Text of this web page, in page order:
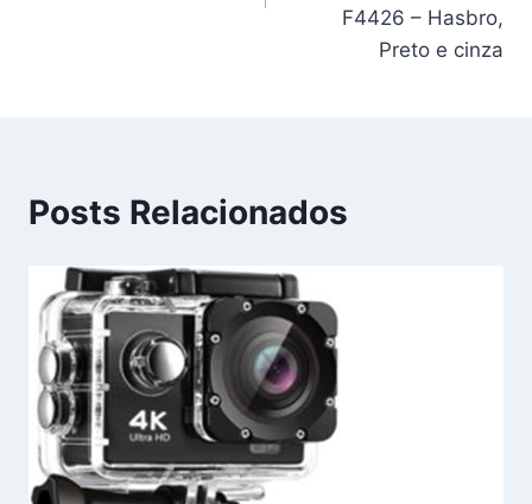
F4426 – Hasbro,
Preto e cinza
Posts Relacionados